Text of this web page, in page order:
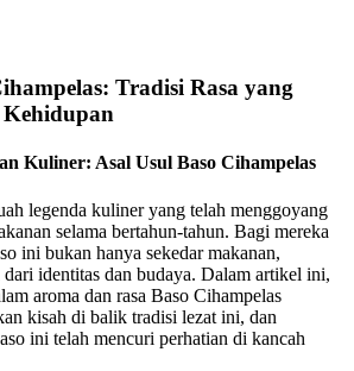
Tradisi Rasa yang
Kuliner: Asal Usul Baso Cihampelas
legenda kuliner yang telah menggoyang
selama bertahun-tahun. Bagi mereka
ini bukan hanya sekedar makanan,
identitas dan budaya. Dalam artikel ini,
aroma dan rasa Baso Cihampelas
kisah di balik tradisi lezat ini, dan
ini telah mencuri perhatian di kancah